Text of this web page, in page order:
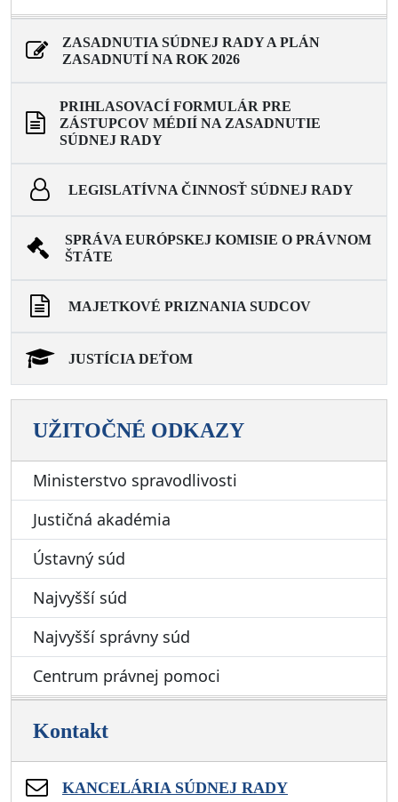
ZASADNUTIA SÚDNEJ RADY A PLÁN
ZASADNUTÍ NA ROK 2026
PRIHLASOVACÍ FORMULÁR PRE
ZÁSTUPCOV MÉDIÍ NA ZASADNUTIE
SÚDNEJ RADY
LEGISLATÍVNA ČINNOSŤ SÚDNEJ RADY
SPRÁVA EURÓPSKEJ KOMISIE O PRÁVNOM
ŠTÁTE
MAJETKOVÉ PRIZNANIA SUDCOV
JUSTÍCIA DEŤOM
UŽITOČNÉ ODKAZY
Ministerstvo spravodlivosti
Justičná akadémia
Ústavný súd
Najvyšší súd
Najvyšší správny súd
Centrum právnej pomoci
Kontakt
KANCELÁRIA SÚDNEJ RADY